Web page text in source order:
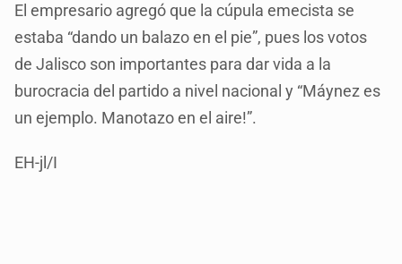
El empresario agregó que la cúpula emecista se
estaba “dando un balazo en el pie”, pues los votos
de Jalisco son importantes para dar vida a la
burocracia del partido a nivel nacional y “Máynez es
un ejemplo. Manotazo en el aire!”.
EH-jl/I